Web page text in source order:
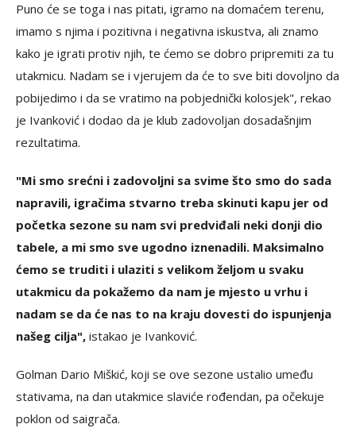
Puno će se toga i nas pitati, igramo na domaćem terenu,
imamo s njima i pozitivna i negativna iskustva, ali znamo
kako je igrati protiv njih, te ćemo se dobro pripremiti za tu
utakmicu. Nadam se i vjerujem da će to sve biti dovoljno da
pobijedimo i da se vratimo na pobjednički kolosjek", rekao
je Ivanković i dodao da je klub zadovoljan dosadašnjim
rezultatima.
"Mi smo srećni i zadovoljni sa svime što smo do sada
napravili, igračima stvarno treba skinuti kapu jer od
početka sezone su nam svi predviđali neki donji dio
tabele, a mi smo sve ugodno iznenadili. Maksimalno
ćemo se truditi i ulaziti s velikom željom u svaku
utakmicu da pokažemo da nam je mjesto u vrhu i
nadam se da će nas to na kraju dovesti do ispunjenja
našeg cilja", istakao je Ivanković.
Golman Dario Miškić, koji se ove sezone ustalio umeđu
stativama, na dan utakmice slaviće rođendan, pa očekuje
poklon od saigrača.